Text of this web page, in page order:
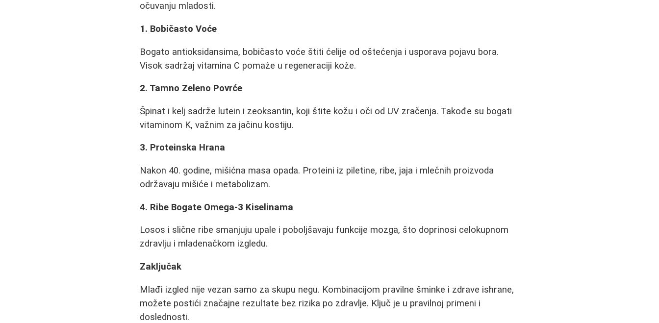
očuvanju mladosti.
1. Bobičasto Voće
Bogato antioksidansima, bobičasto voće štiti ćelije od oštećenja i usporava pojavu bora.
Visok sadržaj vitamina C pomaže u regeneraciji kože.
2. Tamno Zeleno Povrće
Špinat i kelj sadrže lutein i zeoksantin, koji štite kožu i oči od UV zračenja. Takođe su bogati
vitaminom K, važnim za jačinu kostiju.
3. Proteinska Hrana
Nakon 40. godine, mišićna masa opada. Proteini iz piletine, ribe, jaja i mlečnih proizvoda
održavaju mišiće i metabolizam.
4. Ribe Bogate Omega-3 Kiselinama
Losos i slične ribe smanjuju upale i poboljšavaju funkcije mozga, što doprinosi celokupnom
zdravlju i mladenačkom izgledu.
Zaključak
Mlađi izgled nije vezan samo za skupu negu. Kombinacijom pravilne šminke i zdrave ishrane,
možete postići značajne rezultate bez rizika po zdravlje. Ključ je u pravilnoj primeni i
doslednosti.